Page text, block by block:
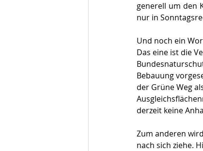
generell um den
nur in
Und noch ein
Das eine ist die
Bebauung
der Grüne Weg
derzeit keine
Zum anderen
nach sich ziehe.